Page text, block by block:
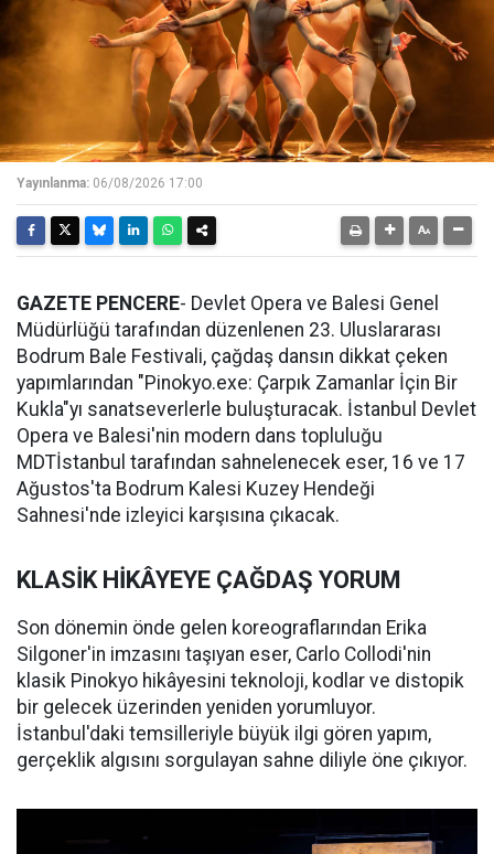
Yayınlanma: 06/08/2026 17:00
GAZETE PENCERE- Devlet Opera ve Balesi Genel
Müdürlüğü tarafından düzenlenen 23. Uluslararası
Bodrum Bale Festivali, çağdaş dansın dikkat çeken
yapımlarından "Pinokyo.exe: Çarpık Zamanlar İçin Bir
Kukla"yı sanatseverlerle buluşturacak. İstanbul Devlet
Opera ve Balesi'nin modern dans topluluğu
MDTİstanbul tarafından sahnelenecek eser, 16 ve 17
Ağustos'ta Bodrum Kalesi Kuzey Hendeği
Sahnesi'nde izleyici karşısına çıkacak.
KLASİK HİKÂYEYE ÇAĞDAŞ YORUM
Son dönemin önde gelen koreograflarından Erika
Silgoner'in imzasını taşıyan eser, Carlo Collodi'nin
klasik Pinokyo hikâyesini teknoloji, kodlar ve distopik
bir gelecek üzerinden yeniden yorumluyor.
İstanbul'daki temsilleriyle büyük ilgi gören yapım,
gerçeklik algısını sorgulayan sahne diliyle öne çıkıyor.